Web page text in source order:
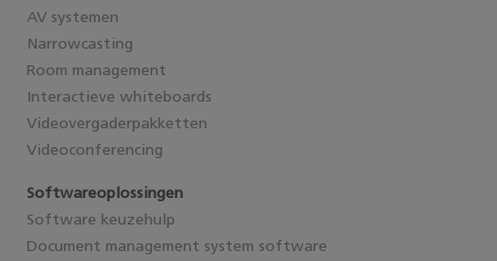
AV systemen
Narrowcasting
Room management
Interactieve whiteboards
Videovergaderpakketten
Videoconferencing
Softwareoplossingen
Software keuzehulp
Document management system software